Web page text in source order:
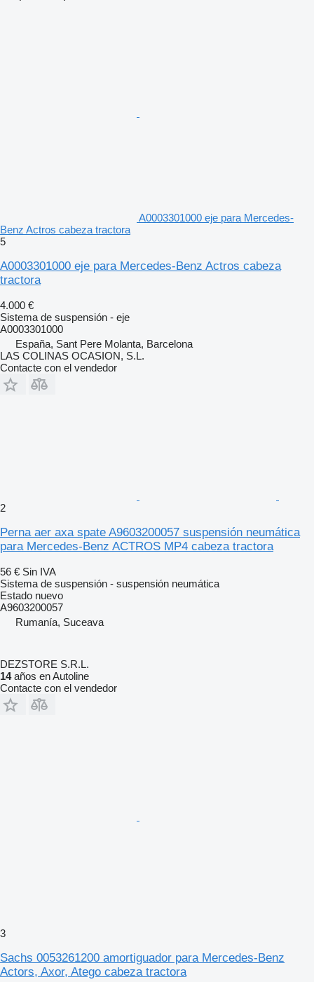
A0003301000 eje para Mercedes-
Benz Actros cabeza tractora
5
A0003301000 eje para Mercedes-Benz Actros cabeza
tractora
4.000 €
Sistema de suspensión - eje
A0003301000
España, Sant Pere Molanta, Barcelona
LAS COLINAS OCASION, S.L.
Contacte con el vendedor
2
Perna aer axa spate A9603200057 suspensión neumática
para Mercedes-Benz ACTROS MP4 cabeza tractora
56 € Sin IVA
Sistema de suspensión - suspensión neumática
Estado nuevo
A9603200057
Rumanía, Suceava
DEZSTORE S.R.L.
14años en Autoline
Contacte con el vendedor
3
Sachs 0053261200 amortiguador para Mercedes-Benz
Actors, Axor, Atego cabeza tractora